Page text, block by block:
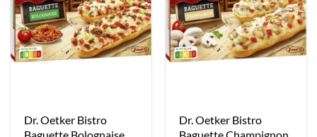
Dr. Oetker Bistro
Dr. Oetker Bistro